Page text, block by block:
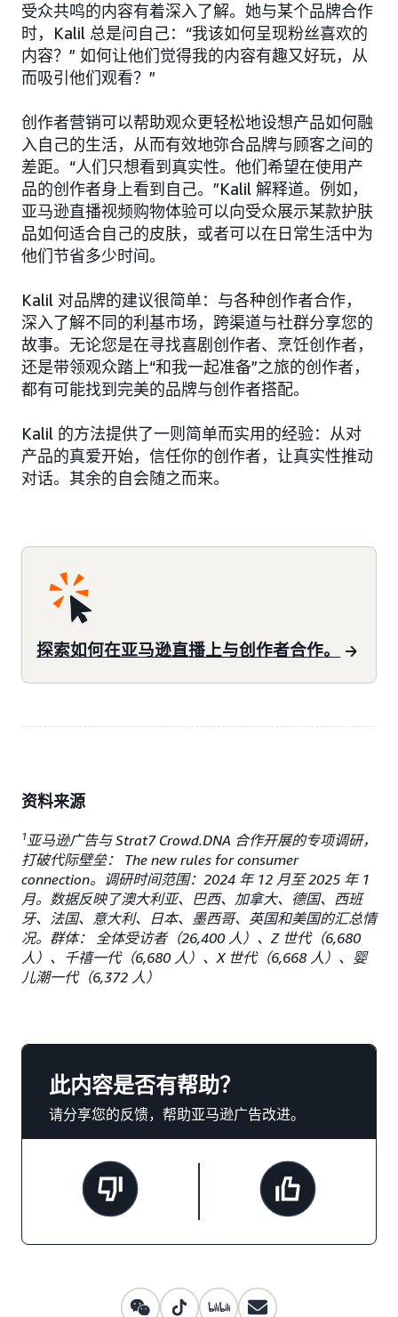
受众共鸣的内容有着深入了解。她与某个品牌合作
时，Kalil 总是问自己：“我该如何呈现粉丝喜欢的
内容？” 如何让他们觉得我的内容有趣又好玩，从
而吸引他们观看？”
创作者营销可以帮助观众更轻松地设想产品如何融
入自己的生活，从而有效地弥合品牌与顾客之间的
差距。“人们只想看到真实性。他们希望在使用产
品的创作者身上看到自己。”Kalil 解释道。例如，
亚马逊直播视频购物体验可以向受众展示某款护肤
品如何适合自己的皮肤，或者可以在日常生活中为
他们节省多少时间。
Kalil 对品牌的建议很简单：与各种创作者合作，
深入了解不同的利基市场，跨渠道与社群分享您的
故事。无论您是在寻找喜剧创作者、烹饪创作者，
还是带领观众踏上“和我一起准备”之旅的创作者，
都有可能找到完美的品牌与创作者搭配。
Kalil 的方法提供了一则简单而实用的经验：从对
产品的真爱开始，信任你的创作者，让真实性推动
对话。其余的自会随之而来。
探索如何在亚马逊直播上与创作者合作。
资料来源
1亚马逊广告与 Strat7 Crowd.DNA 合作开展的专项调研，
打破代际壁垒： The new rules for consumer
connection。调研时间范围：2024 年 12 月至 2025 年 1
月。数据反映了澳大利亚、巴西、加拿大、德国、西班
牙、法国、意大利、日本、墨西哥、英国和美国的汇总情
况。群体： 全体受访者（26,400 人）、Z 世代（6,680
人）、千禧一代（6,680 人）、X 世代（6,668 人）、婴
儿潮一代（6,372 人）
此内容是否有帮助？
请分享您的反馈，帮助亚马逊广告改进。